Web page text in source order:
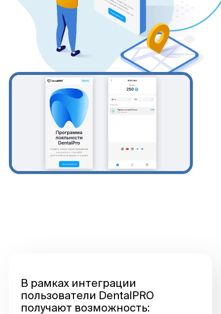
В рамках интеграции
пользователи DentalPRO
получают возможность: